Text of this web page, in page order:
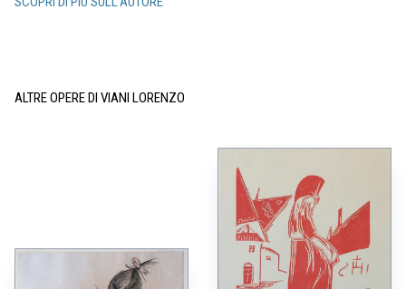
ALTRE OPERE DI VIANI LORENZO